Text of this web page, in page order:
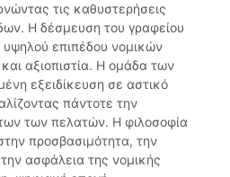
τις καθυστερήσεις
Η δέσμευση του γραφείου
επιπέδου νομικών
αξιοπιστία. Η ομάδα των
εξειδίκευση σε αστικό
πάντοτε την
των πελατών. Η φιλοσοφία
προσβασιμότητα, την
ασφάλεια της νομικής